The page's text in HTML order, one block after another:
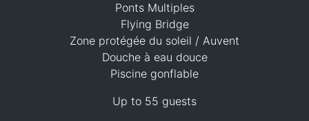
Ponts Multiples
Flying Bridge
Zone protégée du soleil / Auvent
Douche à eau douce
Piscine gonflable
Up to 55 guests